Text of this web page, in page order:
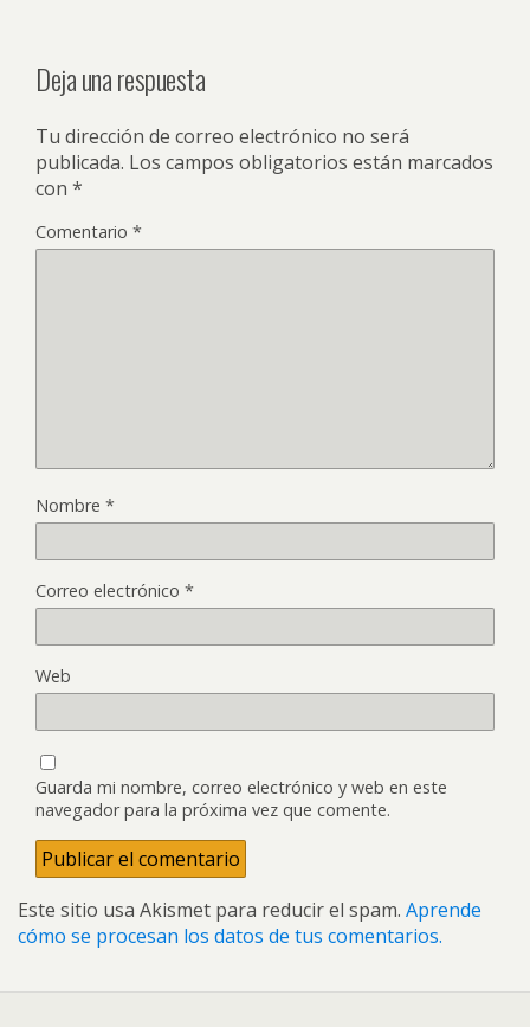
Deja una respuesta
Tu dirección de correo electrónico no será
publicada. Los campos obligatorios están marcados
con *
Comentario *
Nombre *
Correo electrónico *
Web
Guarda mi nombre, correo electrónico y web en este
navegador para la próxima vez que comente.
Este sitio usa Akismet para reducir el spam. Aprende
cómo se procesan los datos de tus comentarios.